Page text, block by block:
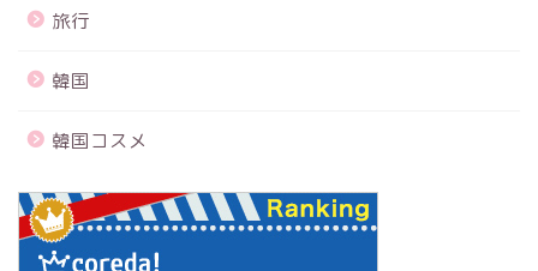
旅行
韓国
韓国コスメ